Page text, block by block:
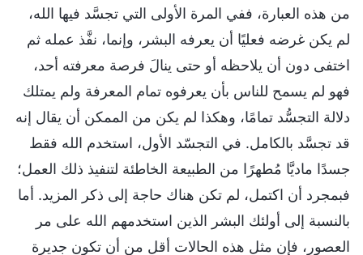
من هذه العبارة، ففي المرة الأولى التي تجسَّد فيها الله،
لم يكن غرضه فعليًا أن يعرفه البشر، وإنما، نفَّذ عمله ثم
اختفى دون أن يلاحظه أو حتى ينالَ فرصة معرفته أحد،
فهو لم يسمح للناس بأن يعرفوه تمام المعرفة ولم يمتلك
دلالة التجسُّد تمامًا، وهكذا لم يكن من الممكن أن يقال إنه
قد تجسَّد بالكامل. في التجسّد الأول، استخدم الله فقط
جسدًا ماديَّا مُطهرًا من الطبيعة الخاطئة لتنفيذ ذلك العمل؛
فبمجرد أن اكتمل، لم تكن هناك حاجة إلى ذكر المزيد. أما
بالنسبة إلى أولئك البشر الذين استخدمهم الله على مر
العصور، فإن مثل هذه الحالات أقل من أن تكون جديرة